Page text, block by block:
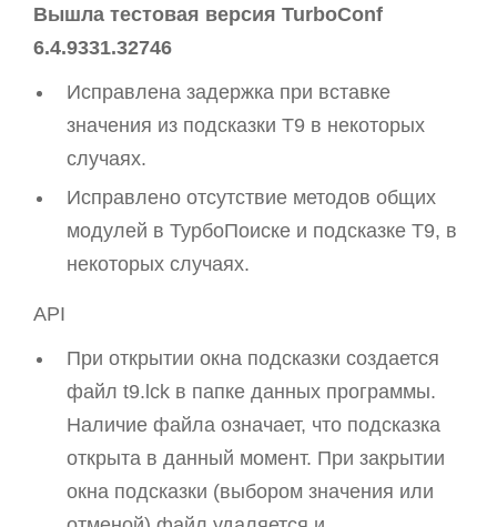
Вышла тестовая версия TurboConf
6.4.9331.32746
Исправлена задержка при вставке
значения из подсказки T9 в некоторых
случаях.
Исправлено отсутствие методов общих
модулей в ТурбоПоиске и подсказке T9, в
некоторых случаях.
API
При открытии окна подсказки создается
файл t9.lck в папке данных программы.
Наличие файла означает, что подсказка
открыта в данный момент. При закрытии
окна подсказки (выбором значения или